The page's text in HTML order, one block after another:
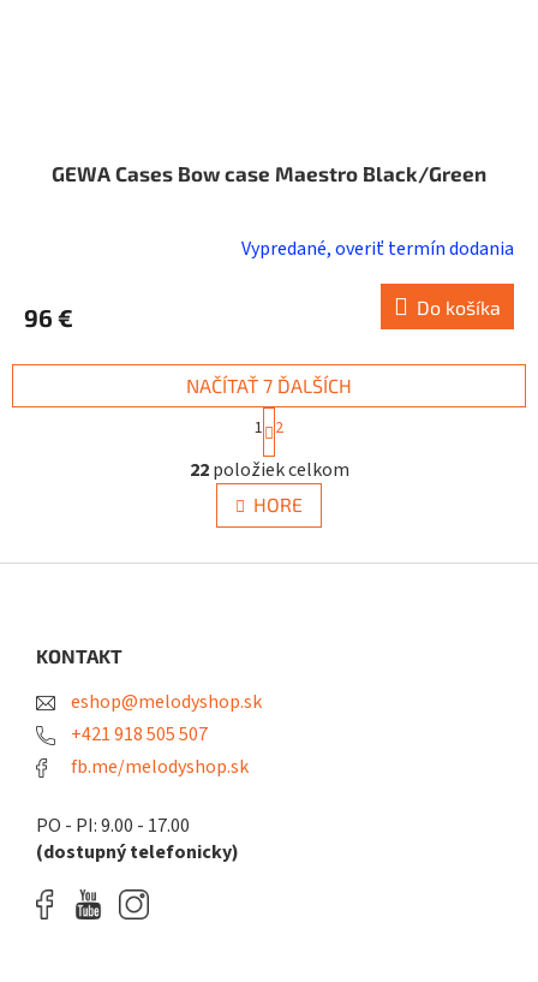
GEWA Cases Bow case Maestro Black/Green
Vypredané, overiť termín dodania
96 € Do košíka
O
v
l
á
a
NAČÍTAŤ 7 ĎALŠÍCH
S
t
r
á
n
k
v
1 2
22položiek celkom
HORE
KONTAKT
eshop@melodyshop.sk
+421 918 505 507
fb.me/melodyshop.sk
PO - PI: 9.00 - 17.00
(dostupný telefonicky)